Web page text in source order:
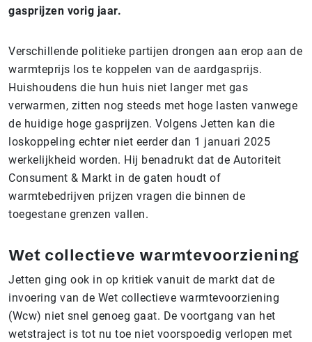
gasprijzen vorig jaar.
Verschillende politieke partijen drongen aan erop aan de
warmteprijs los te koppelen van de aardgasprijs.
Huishoudens die hun huis niet langer met gas
verwarmen, zitten nog steeds met hoge lasten vanwege
de huidige hoge gasprijzen. Volgens Jetten kan die
loskoppeling echter niet eerder dan 1 januari 2025
werkelijkheid worden. Hij benadrukt dat de Autoriteit
Consument & Markt in de gaten houdt of
warmtebedrijven prijzen vragen die binnen de
toegestane grenzen vallen.
Wet collectieve warmtevoorziening
Jetten ging ook in op kritiek vanuit de markt dat de
invoering van de Wet collectieve warmtevoorziening
(Wcw) niet snel genoeg gaat. De voortgang van het
wetstraject is tot nu toe niet voorspoedig verlopen met